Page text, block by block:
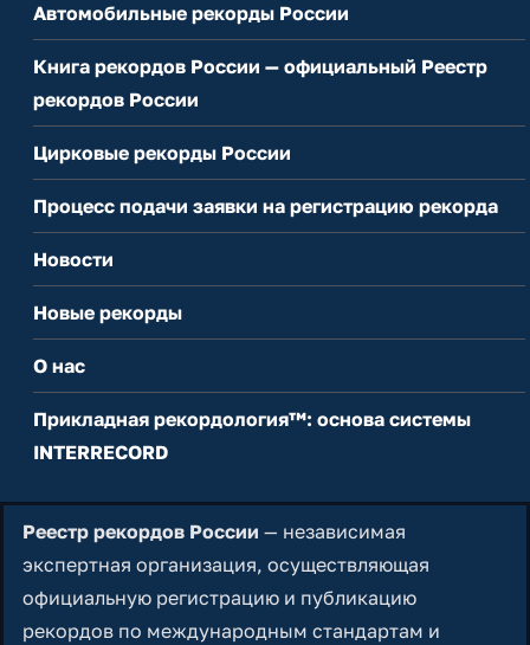
Автомобильные рекорды России
Книга рекордов России — официальный Реестр
рекордов России
Цирковые рекорды России
Процесс подачи заявки на регистрацию рекорда
Новости
Новые рекорды
О нас
Прикладная рекордология™: основа системы
INTERRECORD
Реестр рекордов России — независимая
экспертная организация, осуществляющая
официальную регистрацию и публикацию
рекордов по международным стандартам и